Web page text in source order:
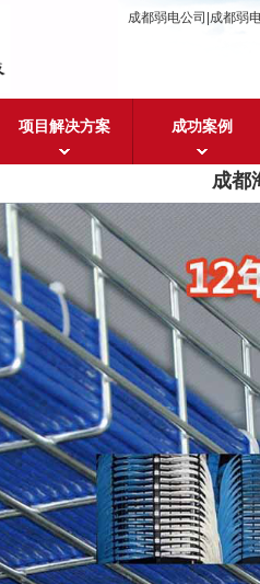
成都弱电公司|成都弱
项目解决方案 成功案例
成都